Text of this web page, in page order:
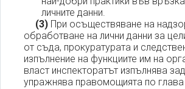
личните данни.
(3) При осъществяване на
обработване на лични данни за
от съда, прокуратурата и
изпълнение на функциите им на
власт инспекторатът изпълнява
упражнява правомощията по